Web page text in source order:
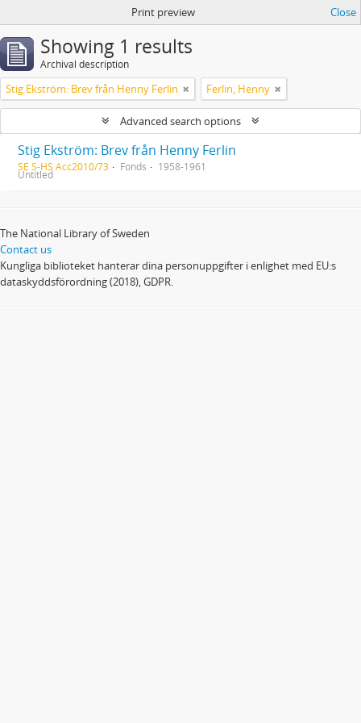
Print preview Close
Showing 1 results
Archival description
Stig Ekström: Brev från Henny Ferlin Ferlin, Henny
Advanced search options
Stig Ekström: Brev från Henny Ferlin
SE S-HS Acc2010/73 Fonds 1958-1961
Untitled
The National Library of Sweden
Contact us
Kungliga biblioteket hanterar dina personuppgifter i enlighet med EU:s
dataskyddsförordning (2018), GDPR.